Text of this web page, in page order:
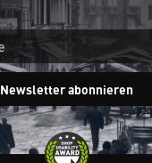
Newsletter abonnieren